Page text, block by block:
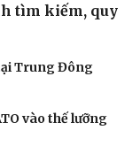
tìm kiếm, quy
Trung Đông
vào thế lưỡng